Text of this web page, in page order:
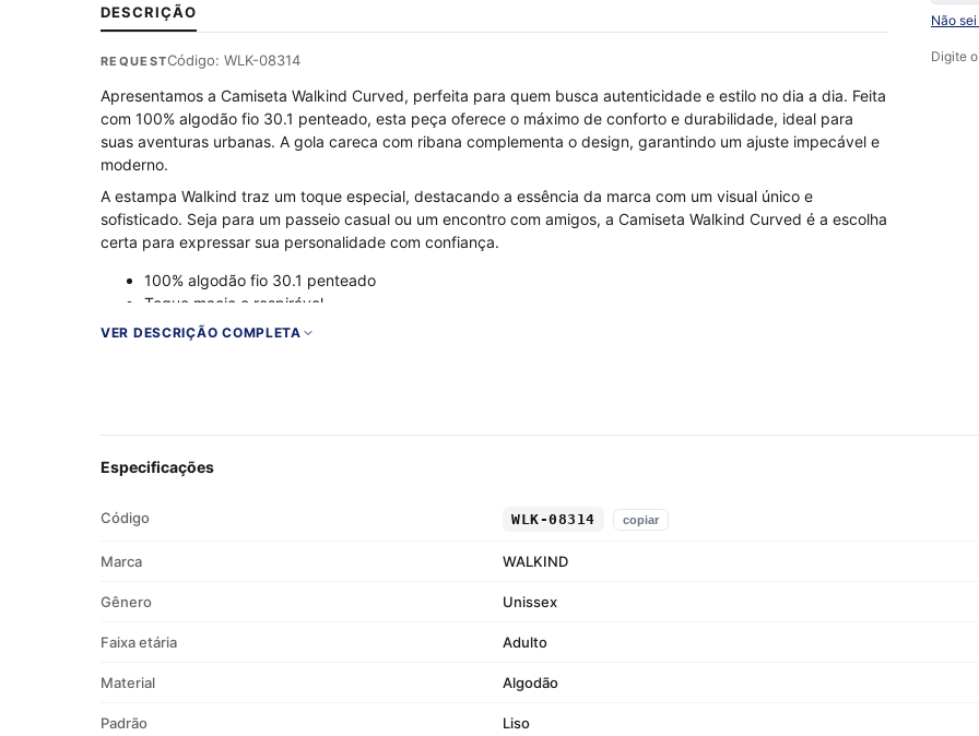
Não
Digite
DESCRIÇÃO
REQUESTCódigo: WLK-08314
Apresentamos a Camiseta Walkind Curved, perfeita para quem busca autenticidade e estilo no dia a dia. Feita
com 100% algodão fio 30.1 penteado, esta peça oferece o máximo de conforto e durabilidade, ideal para
suas aventuras urbanas. A gola careca com ribana complementa o design, garantindo um ajuste impecável e
moderno.
A estampa Walkind traz um toque especial, destacando a essência da marca com um visual único e
sofisticado. Seja para um passeio casual ou um encontro com amigos, a Camiseta Walkind Curved é a escolha
certa para expressar sua personalidade com confiança.
100% algodão fio 30.1 penteado
Toque macio e respirável
Gola careca com ribana
VER DESCRIÇÃO COMPLETA
Especificações
Código WLK-08314 copiar
Marca WALKIND
Gênero Unissex
Faixa etária Adulto
Material Algodão
Padrão Liso